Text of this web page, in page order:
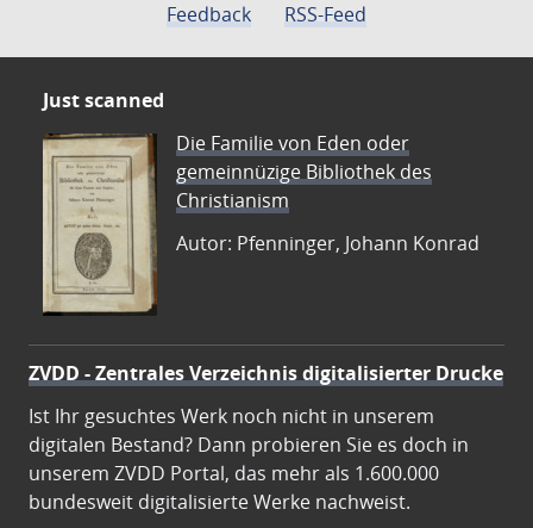
Feedback
RSS-Feed
Just scanned
Die Familie von Eden oder
gemeinnüzige Bibliothek des
Christianism
Autor: Pfenninger, Johann Konrad
ZVDD - Zentrales Verzeichnis digitalisierter Drucke
Ist Ihr gesuchtes Werk noch nicht in unserem
digitalen Bestand? Dann probieren Sie es doch in
unserem ZVDD Portal, das mehr als 1.600.000
bundesweit digitalisierte Werke nachweist.